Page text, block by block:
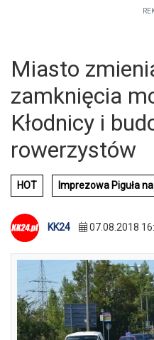
Miasto
zamknięcia
Kłodnicy i
rowerzystów
HOT Imprezowa Piguła
KK24 07.08.2018